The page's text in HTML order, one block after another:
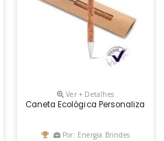
Com Detalhes Coloridos. Clip
Ver + Detalhes
Caneta Ecológica Personalizada
Por: Energia Brindes